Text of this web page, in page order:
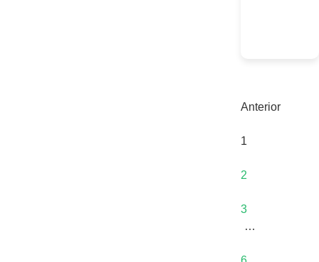
Anterior
1
2
3
…